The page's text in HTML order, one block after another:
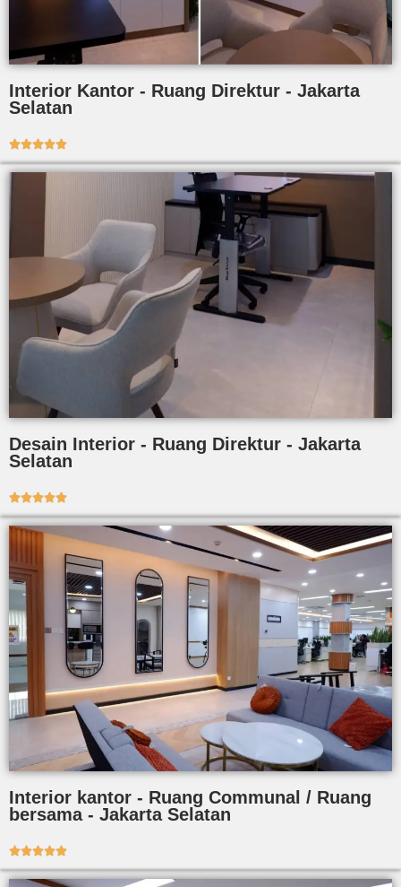
Interior Kantor - Ruang Direktur - Jakarta
Selatan

Desain Interior - Ruang Direktur - Jakarta
Selatan

Interior kantor - Ruang Communal / Ruang
bersama - Jakarta Selatan
